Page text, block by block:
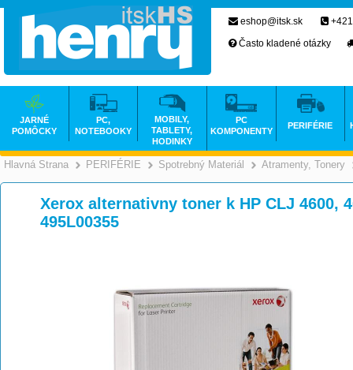
Hlavná Strana >
PERIFÉRIE >
Spotrebný Materiál >
Atramenty, Tonery
Xerox alternativny toner k HP CLJ 4600,
495L00355
eshop@itsk.sk
Často kladené otázky
JARNÉ
POMÔCKY
PC,
NOTEBOOKY
MOBILY,
TABLETY,
HODINKY
PC
KOMPONENTY
PERIFÉRIE